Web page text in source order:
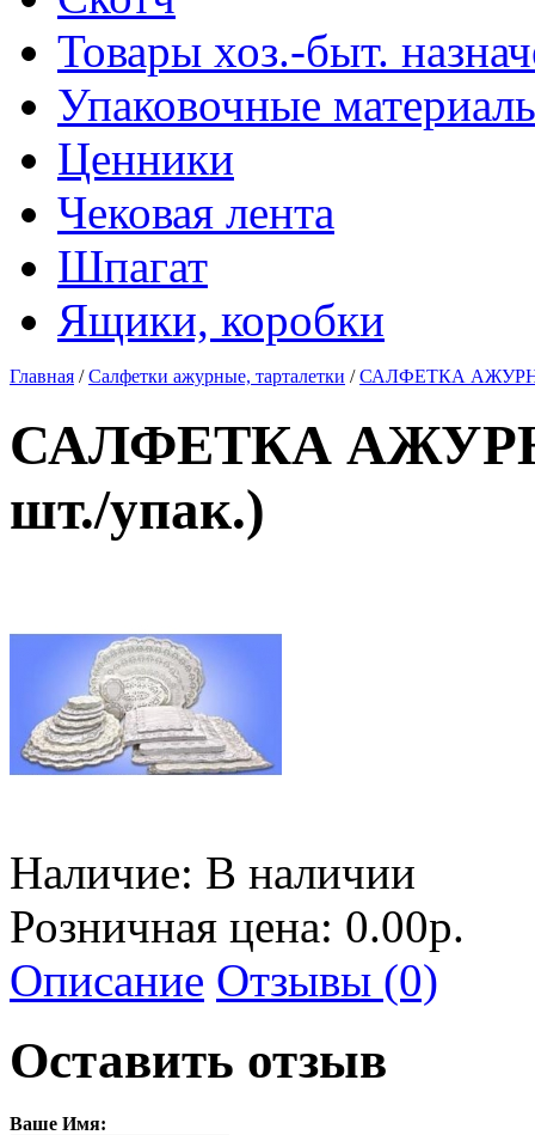
Товары хоз.-быт.
Упаковочные
Ценники
Чековая лента
Шпагат
Ящики, коробки
Главная /Салфетки ажурные, тарталетки /САЛФЕТКА
САЛФЕТКА
шт./упак.)
Наличие: В наличии
Розничная цена: 0.00р.
Описание Отзывы (0)
Оставить отзыв
Ваше Имя: